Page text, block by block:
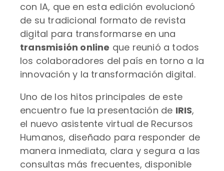
con IA, que en esta edición evolucionó
de su tradicional formato de revista
digital para transformarse en una
transmisión online que reunió a todos
los colaboradores del país en torno a la
innovación y la transformación digital.
Uno de los hitos principales de este
encuentro fue la presentación de IRIS,
el nuevo asistente virtual de Recursos
Humanos, diseñado para responder de
manera inmediata, clara y segura a las
consultas más frecuentes, disponible